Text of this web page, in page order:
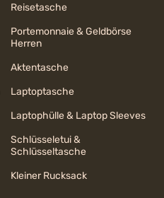
Reisetasche
Portemonnaie & Geldbörse
Herren
Aktentasche
Laptoptasche
Laptophülle & Laptop Sleeves
Schlüsseletui &
Schlüsseltasche
Kleiner Rucksack